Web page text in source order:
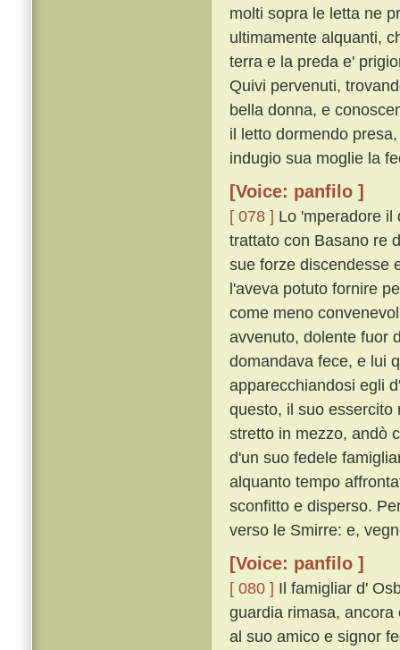
molti sopra le letta ne
ultimamente alquanti,
terra e la preda e'
Quivi pervenuti,
bella donna, e
il letto dormendo
indugio sua moglie la
[Voice: panfilo ]
[ 078 ] Lo 'mperadore il
trattato con Basano re
sue forze discendesse
l'aveva potuto fornire
come meno
avvenuto, dolente fuor
domandava fece, e lui
apparecchiandosi egli
questo, il suo essercito
stretto in mezzo, andò
d'un suo fedele
alquanto tempo
sconfitto e disperso.
verso le Smirre: e,
[Voice: panfilo ]
[ 080 ] Il famigliar d'
guardia rimasa,
al suo amico e signor